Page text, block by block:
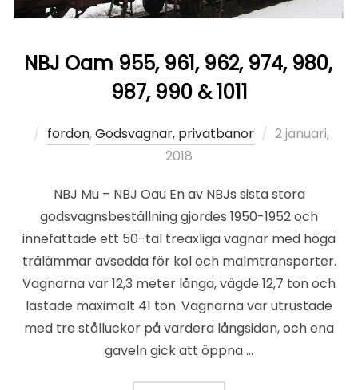
NBJ Oam 955, 961, 962, 974, 980,
987, 990 & 1011
fordon,Godsvagnar, privatbanor
Publicerat
2 januari,
2018
NBJ Mu – NBJ Oau En av NBJs sista stora
godsvagnsbeställning gjordes 1950-1952 och
innefattade ett 50-tal treaxliga vagnar med höga
trälämmar avsedda för kol och malmtransporter.
Vagnarna var 12,3 meter långa, vägde 12,7 ton och
lastade maximalt 41 ton. Vagnarna var utrustade
med tre stålluckor på vardera långsidan, och ena
gaveln gick att öppna …